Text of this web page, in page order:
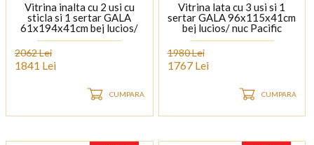
Vitrina inalta cu 2 usi cu
sticla si 1 sertar GALA
61x194x41cm bej lucios/
nuc Pacific
2062 Lei
1841 Lei
CUMPARA
Vitrina lata cu 3 usi si 1
sertar GALA 96x115x41cm
bej lucios/ nuc Pacific
1980 Lei
1767 Lei
CUMPARA